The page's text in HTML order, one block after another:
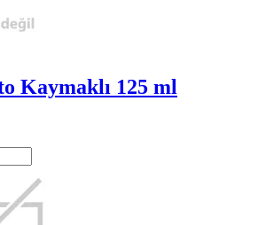
Kaymaklı 125 ml